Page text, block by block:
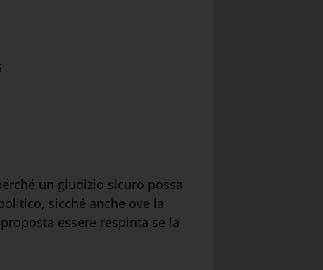
un giudizio sicuro possa
sicché anche ove la
essere respinta se la